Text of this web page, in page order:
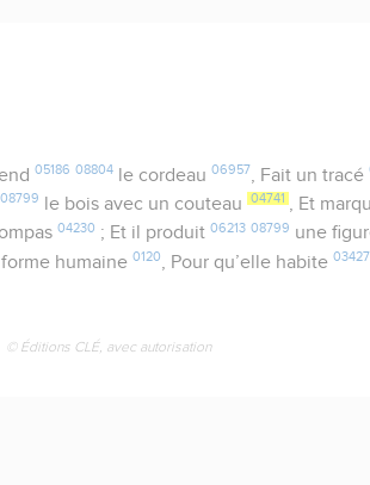
05186 08804le cordeau 06957 , Fait un tracé
08799 le bois avec un couteau 04741 , Et
04230 ; Et il produit06213 08799 une
forme humaine0120 , Pour qu’elle habite03427
© Éditions CLÉ, avec autorisation